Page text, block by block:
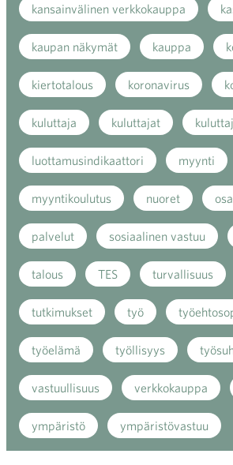
kansainvälinen verkkokauppa
kaupan näkymät kauppa
kiertotalous koronavirus
kuluttaja kuluttajat
luottamusindikaattori myynti
myyntikoulutus nuoret
palvelut sosiaalinen vastuu
talous TES turvallisuus
tutkimukset työ
työelämä työllisyys
vastuullisuus verkkokauppa
ympäristö ympäristövastuu